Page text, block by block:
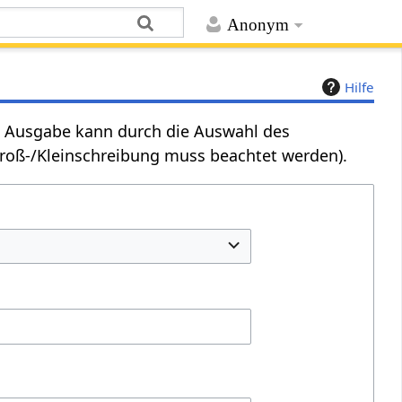
Anonym
Hilfe
kann durch die Auswahl des
Kleinschreibung muss beachtet werden).